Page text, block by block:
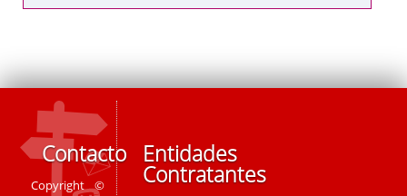
Contacto
Copyright ©
Entidades
Contratantes